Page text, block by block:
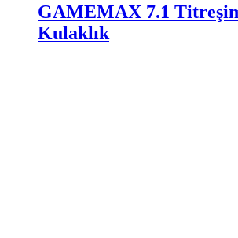
GAMEMAX 7.1
Kulaklık